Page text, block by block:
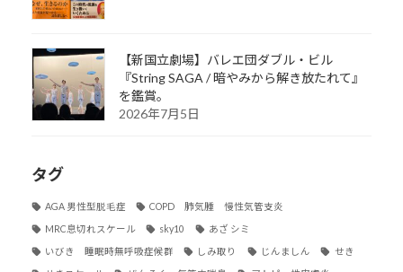
【新国立劇場】バレエ団ダブル・ビル
『String SAGA / 暗やみから解き放たれて』
を鑑賞。
2026年7月5日
タグ
AGA 男性型脱毛症 COPD 肺気腫 慢性気管支炎
MRC息切れスケール sky10 あざ シミ
いびき 睡眠時無呼吸症候群 しみ取り じんましん せき